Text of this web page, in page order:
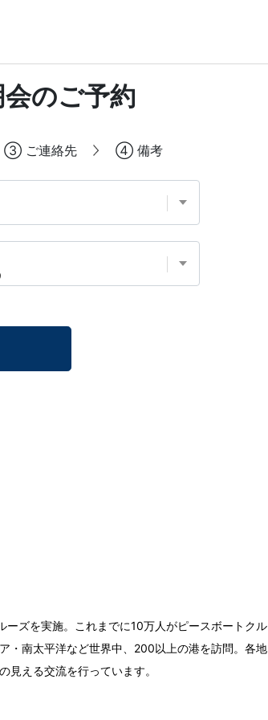
のご予約
③ ご連絡先 ④ 備考
ズを実施。これまでに10万人がピースボートクル
・南太平洋など世界中、200以上の港を訪問。各地
見える交流を行っています。